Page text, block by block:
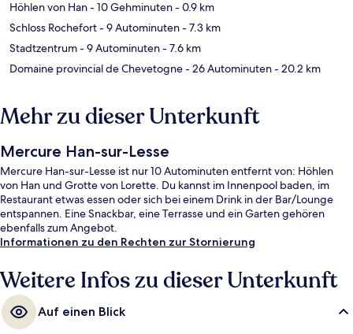
Höhlen von Han- 10 Gehminuten- 0.9 km
Schloss Rochefort- 9 Autominuten- 7.3 km
Stadtzentrum- 9 Autominuten- 7.6 km
Domaine provincial de Chevetogne- 26 Autominuten- 20.2 km
Mehr zu dieser Unterkunft
Mercure Han-sur-Lesse
Mercure Han-sur-Lesse ist nur 10 Autominuten entfernt von: Höhlen
von Han und Grotte von Lorette. Du kannst im Innenpool baden, im
Restaurant etwas essen oder sich bei einem Drink in der Bar/Lounge
entspannen. Eine Snackbar, eine Terrasse und ein Garten gehören
ebenfalls zum Angebot.
Informationen zu den Rechten zur Stornierung
Weitere Infos zu dieser Unterkunft
Auf einen Blick